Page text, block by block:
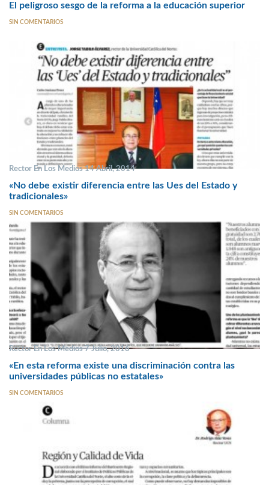
El peligroso sesgo de la reforma a la educación superior
SIN COMENTARIOS
Rector En Los Medios 14 Abril, 2014
«No debe existir diferencia entre las Ues del Estado y
tradicionales»
SIN COMENTARIOS
Rector En Los Medios 7 Julio, 2016
«En esta reforma existe una discriminación contra las
universidades públicas no estatales»
SIN COMENTARIOS